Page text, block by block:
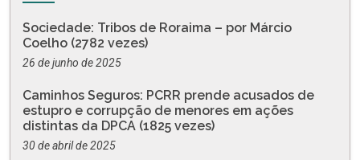
Sociedade: Tribos de Roraima – por Márcio
Coelho (2782 vezes)
26 de junho de 2025
Caminhos Seguros: PCRR prende acusados de
estupro e corrupção de menores em ações
distintas da DPCA (1825 vezes)
30 de abril de 2025